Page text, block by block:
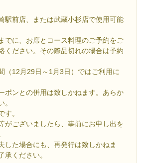
駅前店、または武蔵小杉店で使用可能
でに、お席とコース料理のご予約をご
ください。その際品切れの場合は予約
（12月29日～1月3日）ではご利用に
ポンとの併用は致しかねます。あらか
。
。
がございましたら、事前にお申し出を
した場合にも、再発行は致しかねま
承ください。